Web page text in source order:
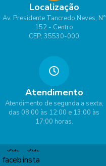
Localização
Av. Presidente Tancredo Neves, N°
152 - Centro
CEP: 35530-000
Atendimento
Atendimento de segunda a sexta,
das 08:00 às 12:00 e 13:00 às
17:00 horas.